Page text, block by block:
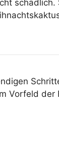
schädlich.
Vorfeld der